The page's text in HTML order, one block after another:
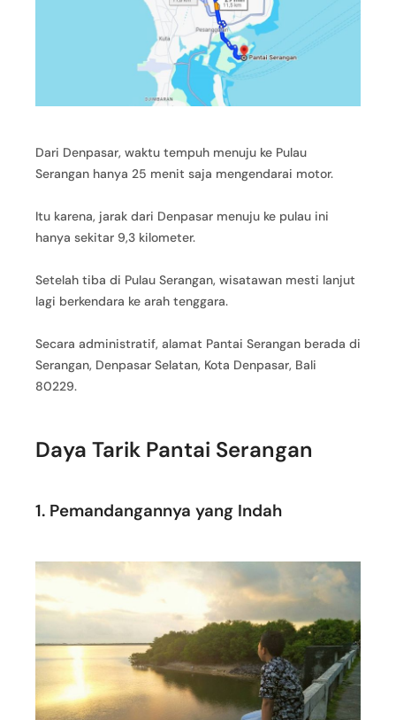
Dari Denpasar, waktu tempuh menuju ke Pulau
Serangan hanya 25 menit saja mengendarai motor.
Itu karena, jarak dari Denpasar menuju ke pulau ini
hanya sekitar 9,3 kilometer.
Setelah tiba di Pulau Serangan, wisatawan mesti lanjut
lagi berkendara ke arah tenggara.
Secara administratif, alamat Pantai Serangan berada di
Serangan, Denpasar Selatan, Kota Denpasar, Bali
80229.
Daya Tarik Pantai Serangan
1. Pemandangannya yang Indah